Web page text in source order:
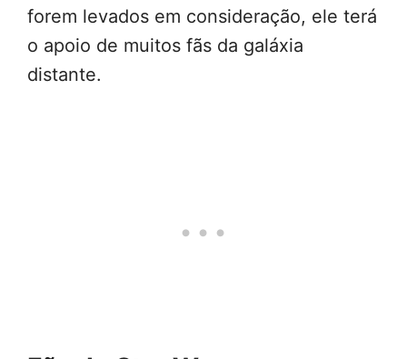
forem levados em consideração, ele terá
o apoio de muitos fãs da galáxia
distante.